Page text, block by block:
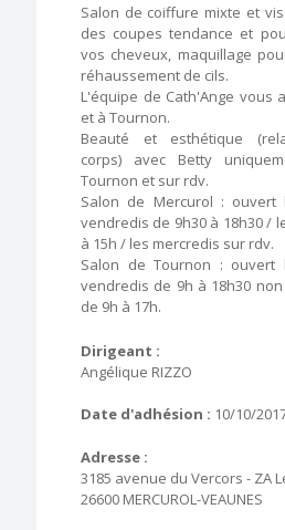
Salon de coiffure mixte et
des coupes tendance et
vos cheveux, maquillage
réhaussement de cils.
L'équipe de Cath'Ange vous
et à Tournon.
Beauté et esthétique
corps) avec Betty
Tournon et sur rdv.
Salon de Mercurol : ouvert
vendredis de 9h30 à 18h30 /
à 15h / les mercredis sur rdv.
Salon de Tournon : ouvert
vendredis de 9h à 18h30
de 9h à 17h.
Dirigeant :
Angélique RIZZO
Date d'adhésion : 10/10/
Adresse :
3185 avenue du Vercors - ZA
26600 MERCUROL-VEAUNES